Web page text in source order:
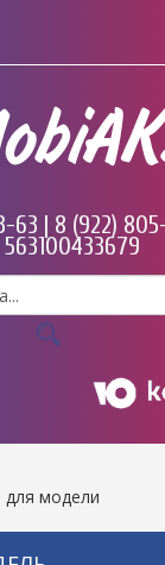
63 | 8 (922)
563100433679
для модели